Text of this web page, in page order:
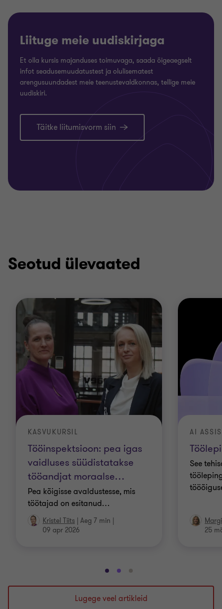
Liituge meie uudiskirjaga
Et olla kursis majanduses toimuvaga, saada õigeaegselt
infot seadusemuudatustest ja olulisematest
arengusuundadest meie teenustevaldkonnas, tellige meie
uudiskiri.
Täitke liitumisvorm siin
Seotud ülevaated
Tööinspektsioon: pea igas
vaidluses süüdistatakse
tööandjat moraalse…
KASVUKURSIL
Pea kõigisse avaldustesse, mis
töötajad on esitanud…
Kristel Tiits | Aeg 7 min |
09 apr 2026
AI
See
25
Mine
slaidile
1
Mine
slaidile
2
Mine
slaidile
3
Lugege veel artikleid